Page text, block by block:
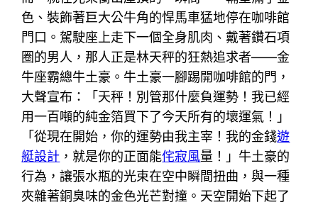
色、裝飾著巨大公牛角的悍馬車猛地停在咖啡館
門口。駕駛座上走下一個全身肌肉、戴著鑽石項
圈的男人，那人正是林天秤的狂熱追求者——金
牛座霸總牛土豪。牛土豪一腳踢開咖啡館的門，
大聲宣布：「天秤！別管那什麼負運勢！我已經
用一百噸的純金箔買下了今天所有的壞運氣！」
「從現在開始，你的運勢由我主宰！我的金錢遊
艇設計 ，就是你的正面能侘寂風量！」牛土豪的
行為，讓張水瓶的光束在空中瞬間扭曲，與一種
夾雜著銅臭味的金色光芒對撞。天空開始下起了